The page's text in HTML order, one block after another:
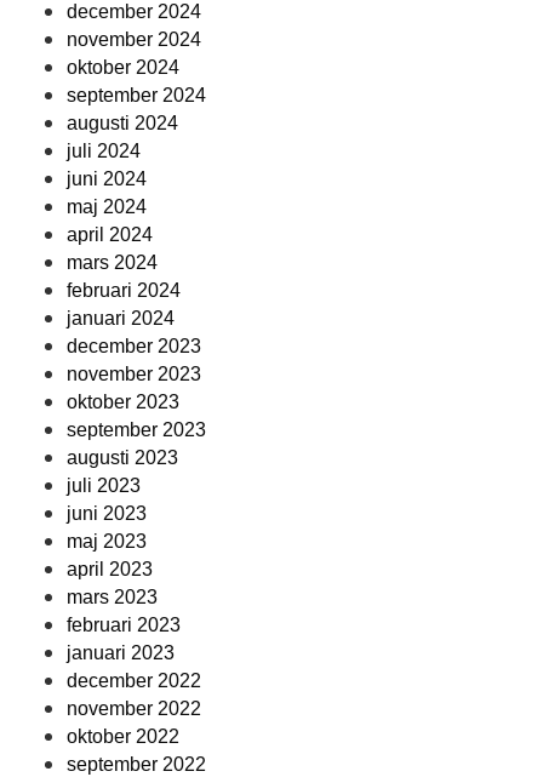
december 2024
november 2024
oktober 2024
september 2024
augusti 2024
juli 2024
juni 2024
maj 2024
april 2024
mars 2024
februari 2024
januari 2024
december 2023
november 2023
oktober 2023
september 2023
augusti 2023
juli 2023
juni 2023
maj 2023
april 2023
mars 2023
februari 2023
januari 2023
december 2022
november 2022
oktober 2022
september 2022